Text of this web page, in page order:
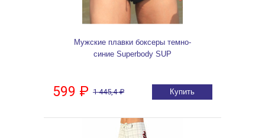
Мужские плавки боксеры темно-
синие Superbody SUP
599 ₽ 1 445,4 ₽ Купить